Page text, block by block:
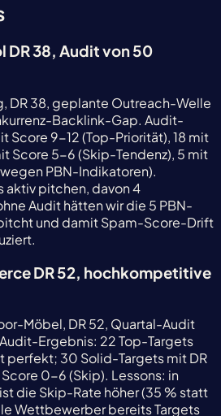
DR 38, Audit von 50
DR 38, geplante Outreach-Welle
Backlink-Gap. Audit-
Score 9-12 (Top-Priorität), 18 mit
Score 5-6 (Skip-Tendenz), 5 mit
PBN-Indikatoren).
aktiv pitchen, davon 4
Audit hätten wir die 5 PBN-
und damit Spam-Score-Drift
DR 52, hochkompetitive
Möbel, DR 52, Quartal-Audit
Ergebnis: 22 Top-Targets
perfekt; 30 Solid-Targets mit DR
0-6 (Skip). Lessons: in
die Skip-Rate höher (35 % statt
Wettbewerber bereits Targets